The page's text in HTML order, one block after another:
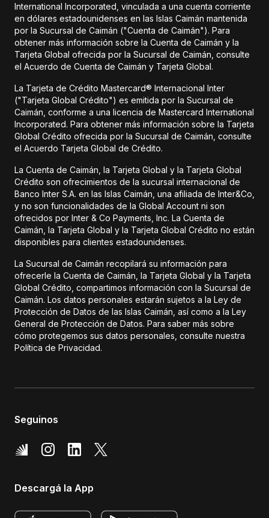
International Incorporated, vinculada a una cuenta corriente
en dólares estadounidenses en las Islas Caimán mantenida
por la Sucursal de Caimán ("Cuenta de Caimán"). Para
obtener más información sobre la Cuenta de Caimán y la
Tarjeta Global ofrecida por la Sucursal de Caimán, consulte
el Acuerdo de Cuenta de Caimán y Tarjeta Global.
La Tarjeta de Crédito Mastercard® Internacional Inter
("Tarjeta Global Crédito") es emitida por la Sucursal de
Caimán, conforme a una licencia de Mastercard International
Incorporated. Para obtener más información sobre la Tarjeta
Global Crédito ofrecida por la Sucursal de Caimán, consulte
el Acuerdo Tarjeta Global de Crédito.
La Cuenta de Caimán, la Tarjeta Global y la Tarjeta Global
Crédito son ofrecimientos de la sucursal internacional de
Banco Inter S.A. en las Islas Caimán, una afiliada de Inter&Co,
y no son funcionalidades de la Global Account ni son
ofrecidos por Inter & Co Payments, Inc. La Cuenta de
Caimán, la Tarjeta Global y la Tarjeta Global Crédito no están
disponibles para clientes estadounidenses.
La Sucursal de Caimán recopilará su información para
ofrecerle la Cuenta de Caimán, la Tarjeta Global y la Tarjeta
Global Crédito, compartimos información con la Sucursal de
Caimán. Los datos personales estarán sujetos a la Ley de
Protección de Datos de las Islas Caimán, así como a la Ley
General de Protección de Datos. Para saber más sobre
cómo protegemos sus datos personales, consulte nuestra
Política de Privacidad.
Seguinos
Descargá la App